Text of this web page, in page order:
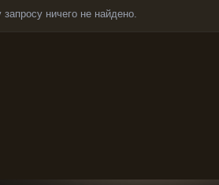
ничего не найдено.